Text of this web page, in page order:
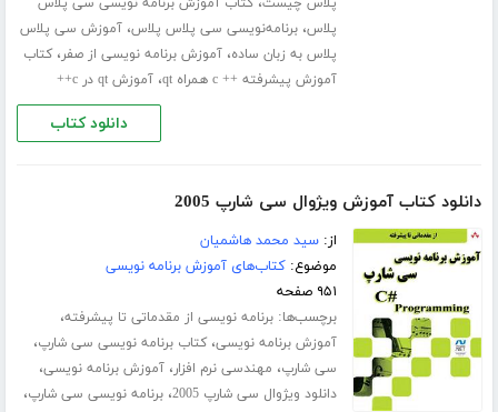
پلاس،برنامه‌نویسی سی پلاس پلاس،آموزش سی پلاس
پلاس به زبان ساده،آموزش برنامه نویسی از صفر،کتاب
آموزش پیشرفته ++ c همراه qt
،آموزش qt در c++
دانلود کتاب
دانلود کتاب آموزش ویژوال سی شارپ 2005
از:سید محمد هاشمیان
موضوع:کتاب‌های آموزش برنامه نویسی
۹۵۱ صفحه
برچسب‌ها:برنامه نویسی از مقدماتی تا پیشرفته،
آموزش برنامه نویسی،کتاب برنامه نویسی سی شارپ،
سی شارپ، مهندسی نرم افزار،آموزش برنامه نویسی،
دانلود ویژوال سی شارپ 2005 ،برنامه نویسی سی شارپ،